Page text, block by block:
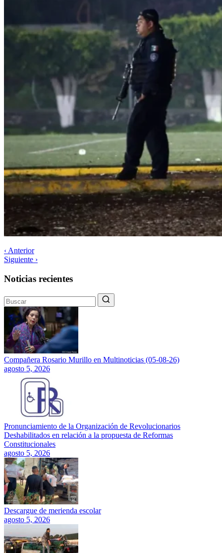
‹ Anterior
Siguiente ›
Noticias recientes
Compañera Rosario Murillo en Multinoticias (05-08-26)
agosto 5, 2026
Pronunciamiento de la Organización de Revolucionarios
Deshabilitados en relación a la propuesta de Reformas
Constitucionales
agosto 5, 2026
Descargue de merienda escolar
agosto 5, 2026